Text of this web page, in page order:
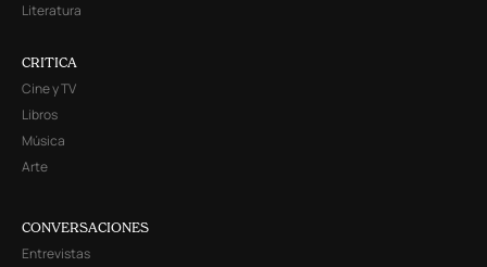
Literatura
CRITICA
Cine y TV
Libros
Música
Arte
CONVERSACIONES
Entrevistas